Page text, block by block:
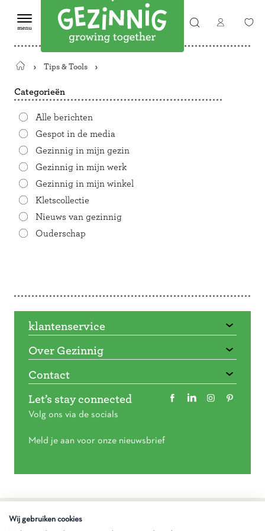
Terug
de
Tips & Tools
Categorieën
Alle berichten
Gespot in de media
Gezinnig in mijn gezin
Gezinnig in mijn werk
Gezinnig in mijn winkel
Kletscollectie
Nieuws van gezinnig
Ouderschap
klantenservice
Over Gezinnig
Contact
Let’s stay connected
Volg ons via de socials
Meld je aan voor onze nieuwsbrief
Wij gebruiken cookies